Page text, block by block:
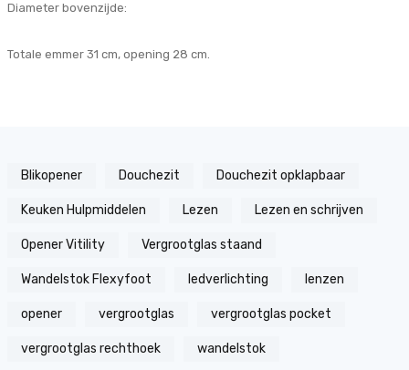
Diameter bovenzijde:
Totale emmer 31 cm, opening 28 cm.
Blikopener Douchezit Douchezit opklapbaar
Keuken Hulpmiddelen Lezen Lezen en schrijven
Opener Vitility Vergrootglas staand
Wandelstok Flexyfoot ledverlichting lenzen
opener vergrootglas vergrootglas pocket
vergrootglas rechthoek wandelstok